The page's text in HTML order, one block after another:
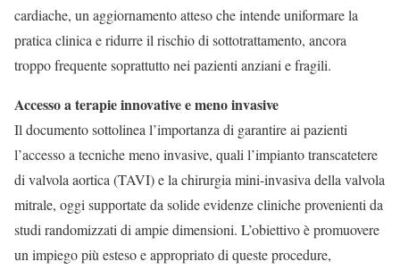
cardiache, un aggiornamento atteso che intende uniformare la
pratica clinica e ridurre il rischio di sottotrattamento, ancora
troppo frequente soprattutto nei pazienti anziani e fragili.
Accesso a terapie innovative e meno invasive
Il documento sottolinea l’importanza di garantire ai pazienti
l’accesso a tecniche meno invasive, quali l’impianto transcatetere
di valvola aortica (TAVI) e la chirurgia mini-invasiva della valvola
mitrale, oggi supportate da solide evidenze cliniche provenienti da
studi randomizzati di ampie dimensioni. L’obiettivo è promuovere
un impiego più esteso e appropriato di queste procedure,